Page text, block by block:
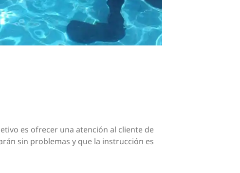
es ofrecer una atención al cliente de
sin problemas y que la instrucción es